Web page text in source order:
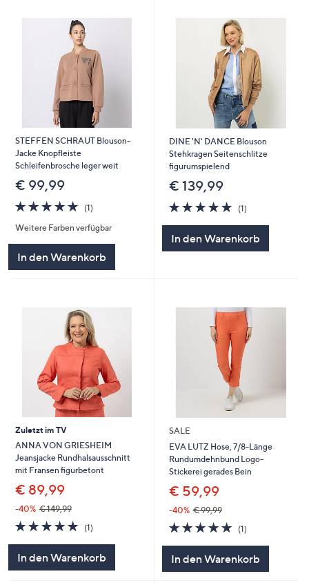
STEFFEN SCHRAUT Blouson-
Jacke Knopfleiste
Schleifenbrosche leger weit
€ 99,99
5.0
von
5
(1)1
Weitere Farben verfügbar
In den Warenkorb
DINE 'N' DANCE Blouson
Stehkragen Seitenschlitze
figurumspielend
€ 139,99
5.0
von
(1)1
In den Warenkorb
Zuletzt im TV
ANNA VON GRIESHEIM
Jeansjacke Rundhalsausschnitt
mit Fransen figurbetont
€ 89,99
-40% € 149,99
5.0
von
(1)1
In den Warenkorb
SALE
EVA LUTZ Hose, 7/8-Länge
Rundumdehnbund Logo-
Stickerei gerades Bein
€ 59,99
-40% € 99,99
5.0
von
(1)1
In den Warenkorb